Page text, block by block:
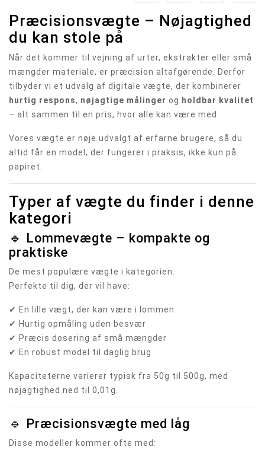
Præcisionsvægte – Nøjagtighed
du kan stole på
Når det kommer til vejning af urter, ekstrakter eller små
mængder materiale, er præcision altafgørende. Derfor
tilbyder vi et udvalg af digitale vægte, der kombinerer
hurtig respons, nøjagtige målinger og holdbar kvalitet
– alt sammen til en pris, hvor alle kan være med.
Vores vægte er nøje udvalgt af erfarne brugere, så du
altid får en model, der fungerer i praksis, ikke kun på
papiret.
Typer af vægte du finder i denne
kategori
🔹 Lommevægte – kompakte og
praktiske
De mest populære vægte i kategorien.
Perfekte til dig, der vil have:
✔ En lille vægt, der kan være i lommen
✔ Hurtig opmåling uden besvær
✔ Præcis dosering af små mængder
✔ En robust model til daglig brug
Kapaciteterne varierer typisk fra 50g til 500g, med
nøjagtighed ned til 0,01g.
🔹 Præcisionsvægte med låg
Disse modeller kommer ofte med: